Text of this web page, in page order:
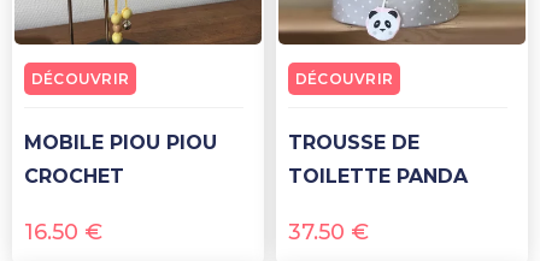
MOBILE PIOU PIOU
CROCHET
16.50 €
DÉCOUVRIR
TROUSSE DE
TOILETTE PANDA
37.50 €
DÉCOUVRIR